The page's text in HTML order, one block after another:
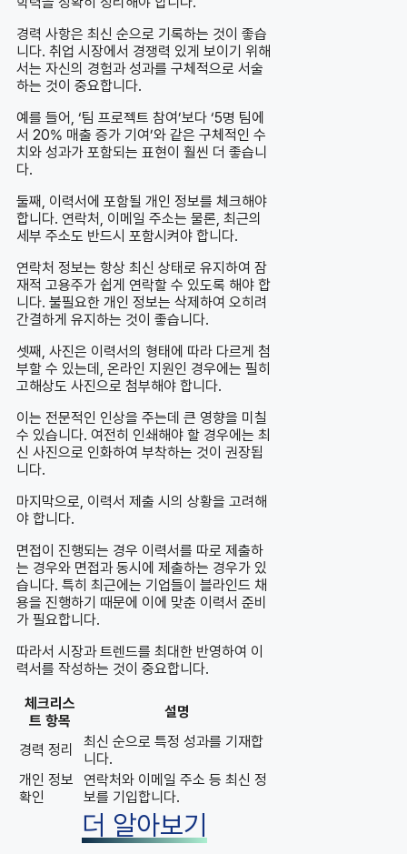
경력 사항은 최신 순으로 기록하는 것이 좋습
니다. 취업 시장에서 경쟁력 있게 보이기 위해
서는 자신의 경험과 성과를 구체적으로 서술
하는 것이 중요합니다.
예를 들어, ‘팀 프로젝트 참여’보다 ‘5명 팀에
서 20% 매출 증가 기여’와 같은 구체적인 수
치와 성과가 포함되는 표현이 훨씬 더 좋습니
다.
둘째, 이력서에 포함될 개인 정보를 체크해야
합니다. 연락처, 이메일 주소는 물론, 최근의
세부 주소도 반드시 포함시켜야 합니다.
연락처 정보는 항상 최신 상태로 유지하여 잠
재적 고용주가 쉽게 연락할 수 있도록 해야 합
니다. 불필요한 개인 정보는 삭제하여 오히려
간결하게 유지하는 것이 좋습니다.
셋째, 사진은 이력서의 형태에 따라 다르게 첨
부할 수 있는데, 온라인 지원인 경우에는 필히
고해상도 사진으로 첨부해야 합니다.
이는 전문적인 인상을 주는데 큰 영향을 미칠
수 있습니다. 여전히 인쇄해야 할 경우에는 최
신 사진으로 인화하여 부착하는 것이 권장됩
니다.
마지막으로, 이력서 제출 시의 상황을 고려해
야 합니다.
면접이 진행되는 경우 이력서를 따로 제출하
는 경우와 면접과 동시에 제출하는 경우가 있
습니다. 특히 최근에는 기업들이 블라인드 채
용을 진행하기 때문에 이에 맞춘 이력서 준비
가 필요합니다.
따라서 시장과 트렌드를 최대한 반영하여 이
력서를 작성하는 것이 중요합니다.
체크리스
트 항목
설명
경력 정리
최신 순으로 특정 성과를 기재합
니다.
개인 정보
확인
연락처와 이메일 주소 등 최신 정
보를 기입합니다.
더 알아보기